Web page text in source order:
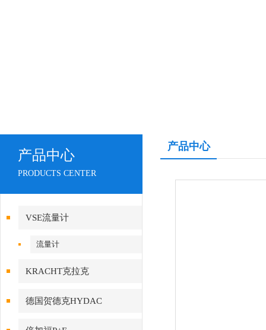
产品中心
PRODUCTS CENTER
VSE流量计
流量计
KRACHT克拉克
德国贺德克HYDAC
产品中心